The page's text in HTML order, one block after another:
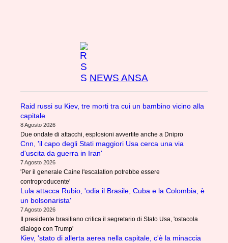
NEWS ANSA
Raid russi su Kiev, tre morti tra cui un bambino vicino alla
capitale
8 Agosto 2026
Due ondate di attacchi, esplosioni avvertite anche a Dnipro
Cnn, 'il capo degli Stati maggiori Usa cerca una via
d'uscita da guerra in Iran'
7 Agosto 2026
'Per il generale Caine l'escalation potrebbe essere
controproducente'
Lula attacca Rubio, 'odia il Brasile, Cuba e la Colombia, è
un bolsonarista'
7 Agosto 2026
Il presidente brasiliano critica il segretario di Stato Usa, 'ostacola
dialogo con Trump'
Kiev, 'stato di allerta aerea nella capitale, c'è la minaccia